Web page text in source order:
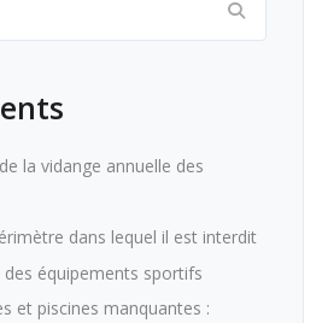
la vidange annuelle des
dans lequel il est interdit
équipements sportifs
et piscines manquantes :